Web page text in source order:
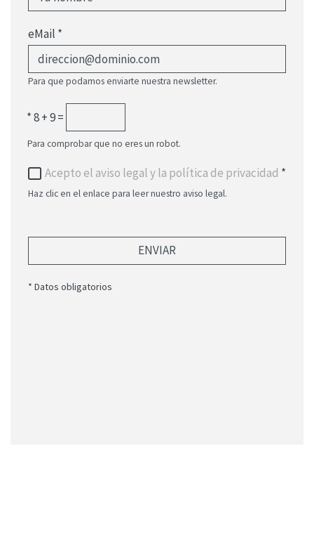
eMail *
Para que podamos enviarte nuestra newsletter.
*8 + 9 =
Para comprobar que no eres un robot.
Acepto el aviso legal y la política de privacidad *
Haz clic en el enlace para leer nuestro aviso legal.
ENVIAR
* Datos obligatorios